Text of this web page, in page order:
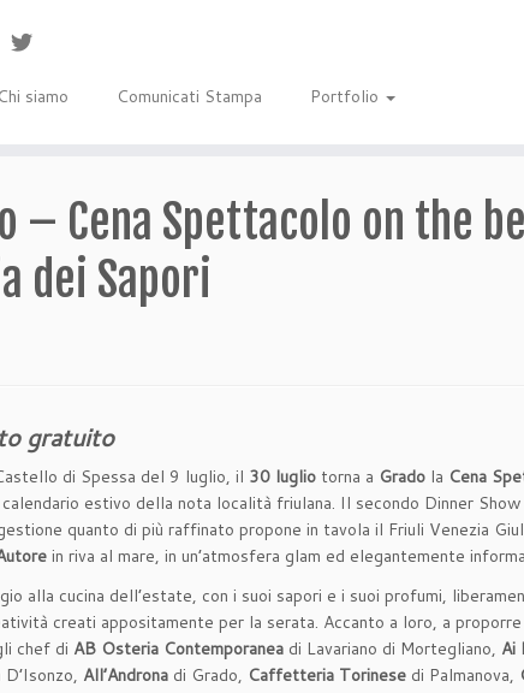
Chi siamo Comunicati Stampa Portfolio
– Cena Spettacolo on the
dei Sapori
gratuito
di Spessa del 9 luglio, il 30 luglio torna a Grado la Cena
estivo della nota località friulana. Il secondo Dinner
quanto di più raffinato propone in tavola il Friuli Venezia
in riva al mare, in un’atmosfera glam ed elegantemente
alla cucina dell’estate, con i suoi sapori e i suoi profumi,
creati appositamente per la serata. Accanto a loro, a
chef di AB Osteria Contemporanea di Lavariano di Mortegliano, Ai
All’Androna di Grado, Caffetteria Torinese di Palmanova,